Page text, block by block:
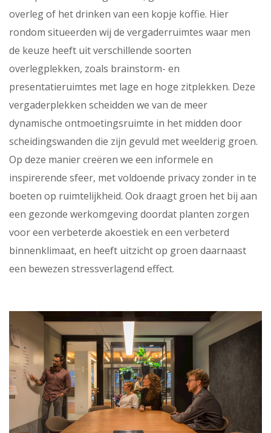
overleg of het drinken van een kopje koffie. Hier
rondom situeerden wij de vergaderruimtes waar men
de keuze heeft uit verschillende soorten
overlegplekken, zoals brainstorm- en
presentatieruimtes met lage en hoge zitplekken. Deze
vergaderplekken scheidden we van de meer
dynamische ontmoetingsruimte in het midden door
scheidingswanden die zijn gevuld met weelderig groen.
Op deze manier creëren we een informele en
inspirerende sfeer, met voldoende privacy zonder in te
boeten op ruimtelijkheid. Ook draagt groen het bij aan
een gezonde werkomgeving doordat planten zorgen
voor een verbeterde akoestiek en een verbeterd
binnenklimaat, en heeft uitzicht op groen daarnaast
een bewezen stressverlagend effect.